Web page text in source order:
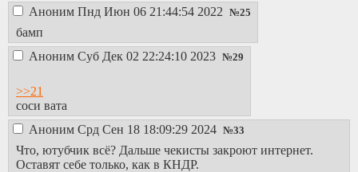
Аноним Пнд Июн 06 21:44:54 2022 №25
бамп
Аноним Суб Дек 02 22:24:10 2023 №29
>>21
соси вата
Аноним Срд Сен 18 18:09:29 2024 №33
Что, ютубчик всё? Дальше чекисты закроют интернет.
Оставят себе только, как в КНДР.